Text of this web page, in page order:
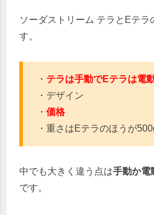
ソーダストリーム テラとEテラ
す。
・ テラは手動でEテラは電
・デザイン
・ 価格
・重さはEテラのほうが
中でも大きく違う点は手動か電
です。